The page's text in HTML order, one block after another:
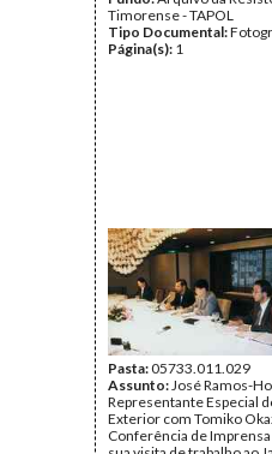
Timorense - TAPOL
Tipo Documental:
Página(s): 1
Pasta:05733.011.029
Assunto:José Ramos-
Representante Especial
Exterior com Tomiko
Conferência de